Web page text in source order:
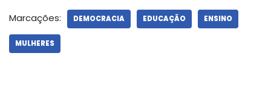
Marcações: DEMOCRACIA EDUCAÇÃO ENSINO
MULHERES